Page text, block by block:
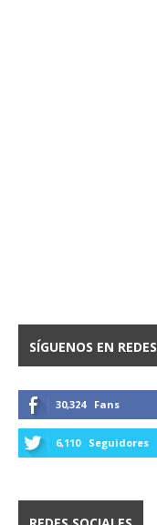
SÍGUENOS EN REDES
30,324 Fans
6,110 Seguidores